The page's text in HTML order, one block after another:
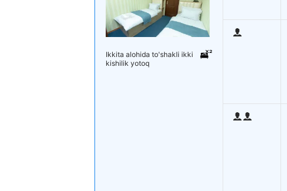
Ikkita alohida to'shakli ikki
kishilik yotoq